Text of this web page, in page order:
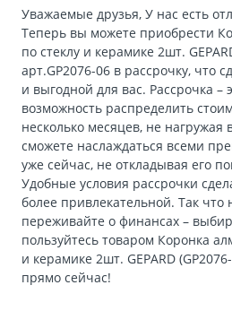
Уважаемые друзья, У нас есть
Теперь вы можете приобрести
по стеклу и керамике 2шт.
арт.GP2076-06 в рассрочку, что
и выгодной для вас. Рассрочка –
возможность распределить
несколько месяцев, не
сможете наслаждаться всеми
уже сейчас, не откладывая его
Удобные условия рассрочки
более привлекательной. Так что
переживайте о финансах –
пользуйтесь товаром Коронка
и керамике 2шт. GEPARD
прямо сейчас!